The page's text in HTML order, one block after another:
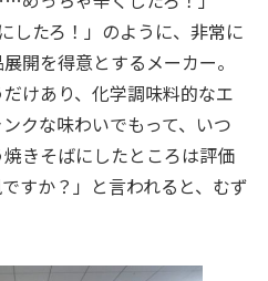
したろ！」のように、非常に
開を得意とするメーカー。
けあり、化学調味料的なエ
クな味わいでもって、いつ
きそばにしたところは評価
すか？」と言われると、むず